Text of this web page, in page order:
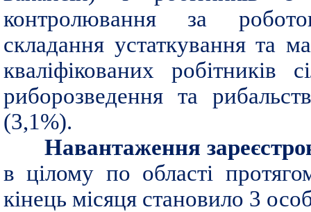
контролювання за
складання устаткування та
кваліфікованих робітників
риборозведення та
(3,1%).
Навантаження
в цілому по області
кінець місяця становило 3